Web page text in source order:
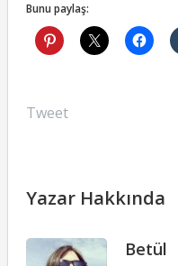
Bunu paylaş:
Tweet
Yazar Hakkında
Betül